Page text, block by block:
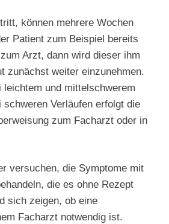
können mehrere Wochen
Patient zum Beispiel bereits
Arzt, dann wird dieser ihm
zunächst weiter einzunehmen.
leichtem und mittelschwerem
schweren Verläufen erfolgt die
zum Facharzt oder in
versuchen, die Symptome mit
die es ohne Rezept
sich zeigen, ob eine
Facharzt notwendig ist.